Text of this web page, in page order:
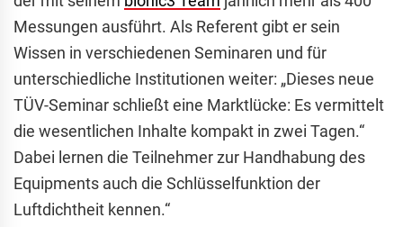
Messungen ausführt. Als Referent gibt er sein
Wissen in verschiedenen Seminaren und für
unterschiedliche Institutionen weiter: „Dieses neue
TÜV-Seminar schließt eine Marktlücke: Es vermittelt
die wesentlichen Inhalte kompakt in zwei Tagen.“
Dabei lernen die Teilnehmer zur Handhabung des
Equipments auch die Schlüsselfunktion der
Luftdichtheit kennen.“